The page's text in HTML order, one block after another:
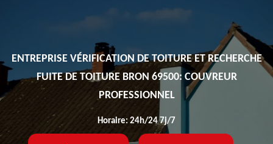
ENTREPRISE VÉRIFICATION DE TOITURE ET RECHERCHE
FUITE DE TOITURE BRON 69500: COUVREUR
PROFESSIONNEL
Horaire: 24h/24 7j/7